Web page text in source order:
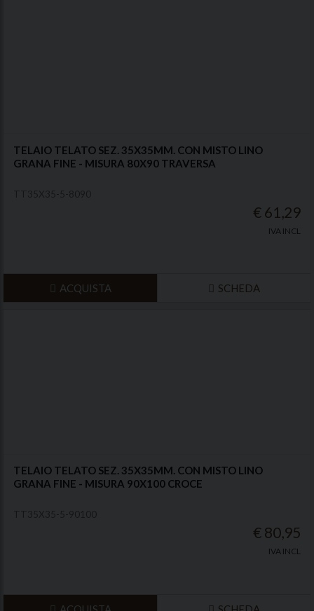
TELAIO TELATO SEZ. 35X35MM. CON MISTO LINO
GRANA FINE - MISURA 80X90 TRAVERSA
€ 61,29
IVA INCL
ACQUISTA SCHEDA
TELAIO TELATO SEZ. 35X35MM. CON MISTO LINO
GRANA FINE - MISURA 90X100 CROCE
€ 80,95
IVA INCL